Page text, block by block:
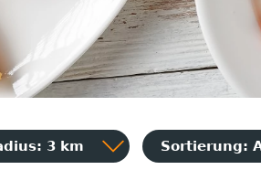
3 km Sortierung: